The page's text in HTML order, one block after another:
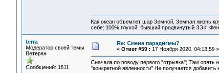
Как океан объемлет шар Земной, Земная жизнь
себе: 100% глухой, бывший продвинутый ЗЭК,
terra
Модератор своей темы
Ветеран
Сообщений: 1811
Re: Смена парадигмы?
« Ответ #59 : 17 Ноября 2020, 04:13:59 »
Сначала по поводу первого "отрывка") Там
"конкретной явленности" Не получается